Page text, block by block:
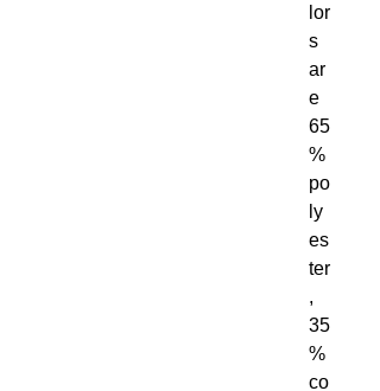
lor
s
ar
e
65
%
po
ly
es
ter
,
35
%
co